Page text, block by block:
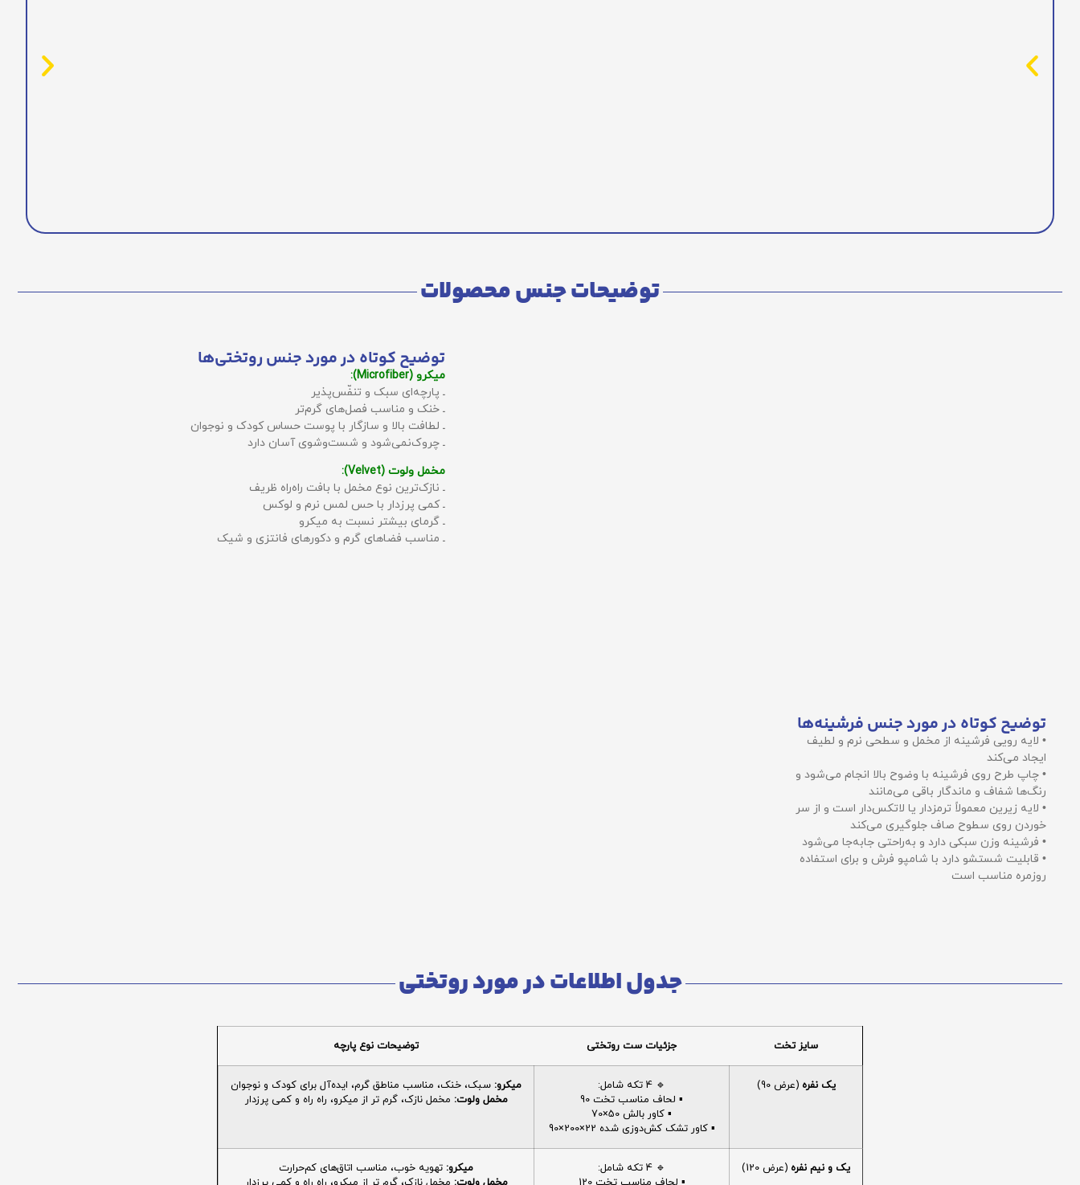
توضیحات جنس محصولات
توضیح کوتاه در مورد جنس روتختی‌ها
میکرو (Microfiber):
ـ پارچه‌ای سبک و تنفّس‌پذیر
ـ خنک و مناسب فصل‌های گرم‌تر
ـ لطافت بالا و سازگار با پوست حساس کودک و نوجوان
ـ چروک‌نمی‌شود و شست‌وشوی آسان دارد
مخمل ولوت (Velvet):
ـ نازک‌ترین نوع مخمل با بافت راه‌راه ظریف
ـ کمی پرزدار با حس لمس نرم و لوکس
ـ گرمای بیشتر نسبت به میکرو
ـ مناسب فضاهای گرم و دکورهای فانتزی و شیک
توضیح کوتاه در مورد جنس فرشینه‌ها
• لایه رویی فرشینه از مخمل و سطحی نرم و لطیف
ایجاد می‌کند
• چاپ طرح روی فرشینه با وضوح بالا انجام می‌شود و
رنگ‌ها شفاف و ماندگار باقی می‌مانند
• لایه زیرین معمولاً ترمزدار یا لاتکس‌دار است و از سر
خوردن روی سطوح صاف جلوگیری می‌کند
• فرشینه وزن سبکی دارد و به‌راحتی جابه‌جا می‌شود
• قابلیت شستشو دارد با شامپو فرش و برای استفاده
روزمره مناسب است
جدول اطلاعات در مورد روتختی
سایز تخت جزئیات ست روتختی توضیحات نوع پارچه
یک نفره (عرض 90)
🔹 4 تکه شامل:
▪️ لحاف مناسب تخت 90
▪️ کاور بالش 50×70
▪️ کاور تشک کش‌دوزی شده 22×200×90
میکرو: سبک، خنک، مناسب مناطق گرم، ایده‌آل برای کودک و نوجوان
مخمل ولوت: مخمل نازک، گرم تر از میکرو، راه راه و کمی پرزدار
یک و نیم نفره (عرض 120)
🔹 4 تکه شامل:
میکرو: تهویه خوب، مناسب اتاق‌های کم‌حرارت